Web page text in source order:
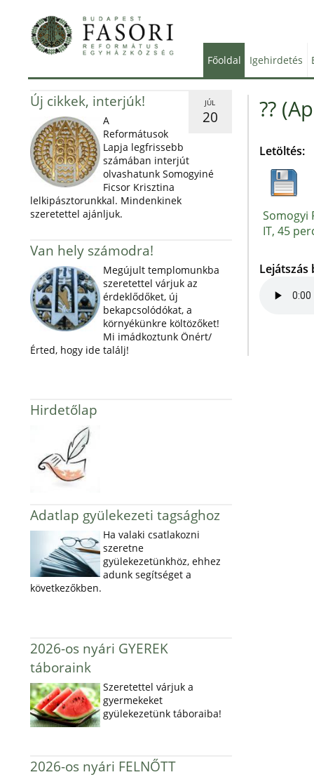
Főoldal Igehirdetés
JÚL
20
Új cikkek, interjúk!
A
Reformátusok
Lapja legfrissebb
számában interjút
olvashatunk Somogyiné
Ficsor Krisztina
lelkipásztorunkkal. Mindenkinek
szeretettel ajánljuk.
Van hely számodra!
Megújult templomunkba
szeretettel várjuk az
érdeklődőket, új
bekapcsolódókat, a
környékünkre költözőket!
Mi imádkoztunk Önért/
Érted, hogy ide találj!
Hirdetőlap
Adatlap gyülekezeti tagsághoz
Ha valaki csatlakozni
szeretne
gyülekezetünkhöz, ehhez
adunk segítséget a
következőkben.
2026-os nyári GYEREK
táboraink
Szeretettel várjuk a
gyermekeket
gyülekezetünk táboraiba!
2026-os nyári FELNŐTT
??
Letöltés:
Somogyi
IT, 45
Lejátszás